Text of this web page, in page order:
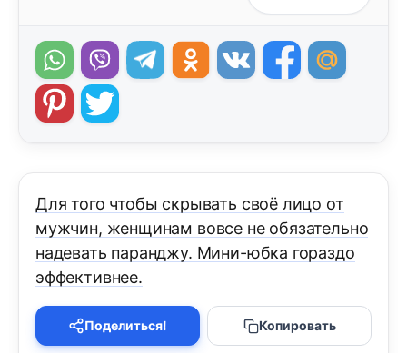
Для того чтобы скрывать своё лицо от
мужчин, женщинам вовсе не обязательно
надевать паранджу. Мини-юбка гораздо
эффективнее.
Поделиться! Копировать